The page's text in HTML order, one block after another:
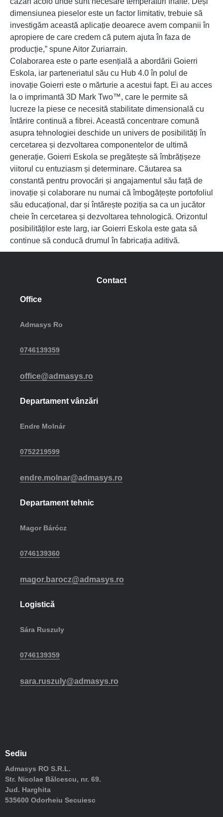
dimensiunea pieselor este un factor limitativ, trebuie să
investigăm această aplicație deoarece avem companii în
apropiere de care credem că putem ajuta în faza de
producție,” spune Aitor Zuriarrain.
Colaborarea este o parte esențială a abordării Goierri
Eskola, iar parteneriatul său cu Hub 4.0 în polul de
inovație Goierri este o mărturie a acestui fapt. Ei au acces
la o imprimantă 3D Mark Two™, care le permite să
lucreze la piese ce necesită stabilitate dimensională cu
întărire continuă a fibrei. Această concentrare comună
asupra tehnologiei deschide un univers de posibilități în
cercetarea și dezvoltarea componentelor de ultimă
generație. Goierri Eskola se pregătește să îmbrățișeze
viitorul cu entuziasm și determinare. Căutarea sa
constantă pentru provocări și angajamentul său față de
inovație și colaborare nu numai că îmbogățește portofoliul
său educațional, dar și întărește poziția sa ca un jucător
cheie în cercetarea și dezvoltarea tehnologică. Orizontul
posibilităților este larg, iar Goierri Eskola este gata să
continue să conducă drumul în fabricația aditivă.
Contact
Office
Admasys Ro
0746139359
office@admasys.ro
Departament vânzări
Endre Molnár
0752219599
endre.molnar@admasys.ro
Departament tehnic
Magor Bárócz
0746139360
magor.barocz@admasys.ro
Logistică
Sára Ruszuly
0746139359
sara.ruszuly@admasys.ro
Sediu
Admasys RO S.R.L.
Str. Nicolae Bălcescu, nr. 69.
Jud. Harghita
535600 Odorheiu Secuiesc